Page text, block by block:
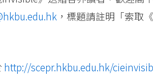
，標題請註明「索取
http://scepr.hkbu.edu.hk/